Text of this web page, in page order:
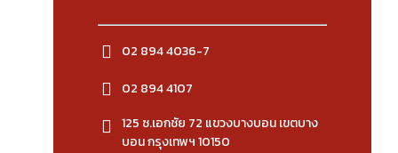
02 894 4036-7
02 894 4107
125 ซ.เอกชัย 72 แขวงบางบอน เขตบาง
บอน กรุงเทพฯ 10150